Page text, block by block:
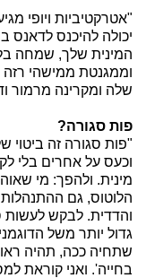
"אטרקטיביות ויופי
יכולה להיכנס לדאנס
המינית שלך, שמחה
וממגנטת ממישהי
שלה ומקרינה מרמור
פות סגורה?
"פות סגורה זה ביטוי
וכעס על אחרים בלי
מינית. ולהפך: מי
הלוטוס, גם
והדדית. לבקש לעשות
גדול יותר משל
שתחיה ככה, תהיה
בחייה'. ואני קוראת